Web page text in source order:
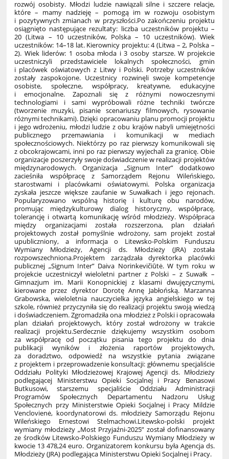
rozwój osobisty. Młodzi ludzie nawiązali silne i szczere relacje,
które – mamy nadzieję – pomogą im w rozwoju osobistym
i pozytywnych zmianach w przyszłości.Po zakończeniu projektu
osiągnięto następujące rezultaty: liczba uczestników projektu –
20 (Litwa – 10 uczestników, Polska – 10 uczestników). Wiek
uczestników: 14–18 lat. Kierownicy projektu: 4 (Litwa – 2, Polska –
2). Wiek liderów: 1 osoba młoda i 3 osoby starsze. W projekcie
uczestniczyli przedstawiciele lokalnych społeczności, gmin
i placówek oświatowych z Litwy i Polski. Potrzeby uczestników
zostały zaspokojone. Uczestnicy rozwinęli swoje kompetencje
osobiste, społeczne, współpracy, kreatywne, edukacyjne
i emocjonalne. Zapoznali się z różnymi nowoczesnymi
technologiami i sami wypróbowali różne techniki twórcze
(tworzenie muzyki, pisanie scenariuszy filmowych, rysowanie
różnymi technikami). Dzięki opracowaniu planu promocji projektu
i jego wdrożeniu, młodzi ludzie z obu krajów nabyli umiejętności
publicznego przemawiania i komunikacji w mediach
społecznościowych. Niektórzy po raz pierwszy komunikowali się
z obcokrajowcami, inni po raz pierwszy wyjechali za granicę. Obie
organizacje poszerzyły swoje doświadczenie w realizacji projektów
międzynarodowych. Organizacja „Signum Inter” dodatkowo
zacieśniła współpracę z Samorządem Rejonu Wileńskiego,
starostwami i placówkami oświatowymi. Polska organizacja
zyskała jeszcze większe zaufanie w Suwałkach i jego rejonach.
Popularyzowano wspólną historię i kulturę obu narodów,
promując międzykulturowy dialog historyczny, współpracę,
tolerancję i otwartą komunikację wśród młodzieży. Współpraca
między organizacjami została rozszerzona, plan działań
projektowych został pomyślnie wdrożony, sam projekt został
upubliczniony, a informacja o Litewsko-Polskim Funduszu
Wymiany Młodzieży, Agencji ds. Młodzieży (JRA) została
rozpowszechniona.Projektem zarządzała dyrektorka placówki
publicznej „Signum Inter” Daiva Norinkevičiūtė. W tym roku w
projekcie uczestniczył wieloletni partner z Polski – z Suwałk –
Gimnazjum im. Marii Konopnickiej z klasami dwujęzycznymi,
kierowane przez dyrektor Dorotę Annę Jabłońską. Marzanna
Grabowska, wieloletnia nauczycielka języka angielskiego w tej
szkole, również przyczyniła się do realizacji projektu swoją wiedzą
i doświadczeniem. Zgromadziła ona młodzież z Polski i opracowała
plan działań projektowych, który został wdrożony w trakcie
realizacji projektu.Serdecznie dziękujemy wszystkim osobom
za współpracę od początku pisania tego projektu do dnia
publikacji wyników i złożenia raportów projektowych,
za doradztwo, odpowiedź na wszystkie pytania związane
z projektem i przeprowadzenie konsultacji: głównemu specjaliście
Oddziału Polityki Młodzieżowej Krajowej Agencji ds. Młodzieży
podlegającej Ministerstwu Opieki Socjalnej i Pracy Benasowi
Butkusowi, starszemu specjaliście Oddziału Administracji
Programów Społecznych Departamentu Nadzoru Usług
Społecznych przy Ministerstwie Opieki Socjalnej i Pracy Mildzie
Venclovienė, koordynatorowi ds. młodzieży Samorządu Rejonu
Wileńskiego Ernestowi Stelmachowi.Litewsko-polski projekt
wymiany młodzieży „Most Przyjaźni-2025” został dofinansowany
ze środków Litewsko-Polskiego Funduszu Wymiany Młodzieży w
kwocie 13 478,24 euro. Organizatorem konkursu była Agencja ds.
Młodzieży (JRA) podlegająca Ministerstwu Opieki Socjalnej i Pracy.